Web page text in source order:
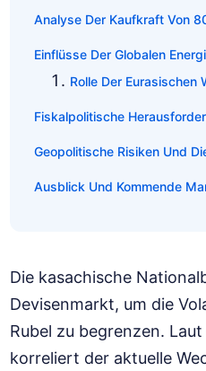
Analyse Der Kaufkraft Von
Einflüsse Der Globalen
Rolle Der Eurasischen
Fiskalpolitische
Geopolitische Risiken Und
Ausblick Und Kommende
Die kasachische
Devisenmarkt, um die
Rubel zu begrenzen.
korreliert der aktuelle